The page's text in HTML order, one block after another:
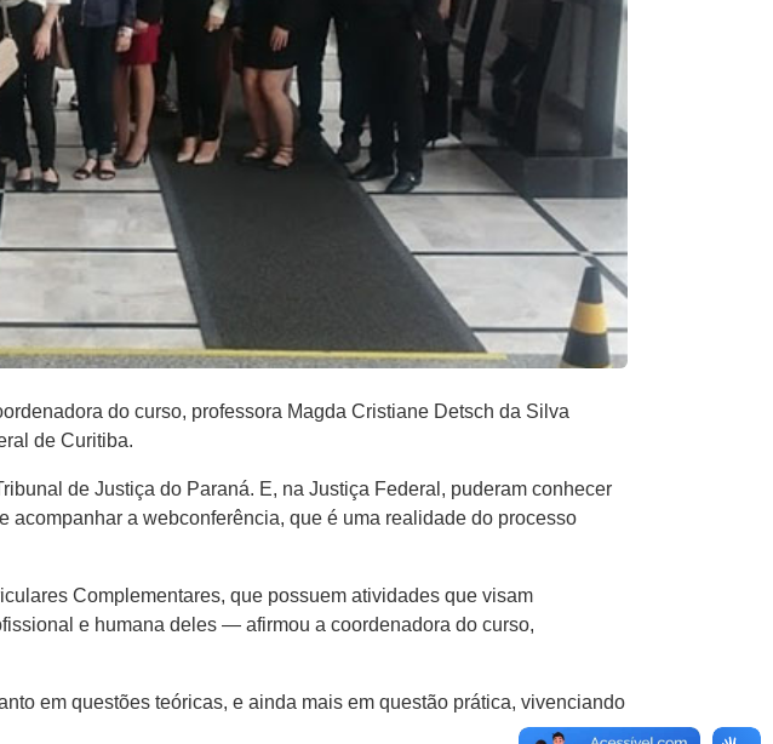
do curso, professora Magda Cristiane Detsch da Silva
de Curitiba.
de Justiça do Paraná. E, na Justiça Federal, puderam conhecer
a webconferência, que é uma realidade do processo
Complementares, que possuem atividades que visam
e humana deles — afirmou a coordenadora do curso,
em questões teóricas, e ainda mais em questão prática, vivenciando